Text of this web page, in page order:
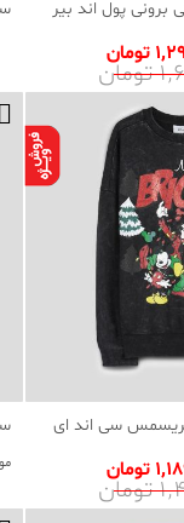
پول اند بیر
سی اند ای
تومان